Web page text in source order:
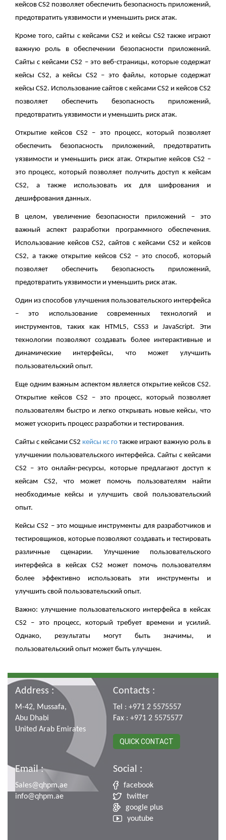
кейсов CS2 позволяет обеспечить безопасность приложений,
предотвратить уязвимости и уменьшить риск атак.
Кроме того, сайты с кейсами CS2 и кейсы CS2 также играют
важную роль в обеспечении безопасности приложений.
Сайты с кейсами CS2 – это веб-страницы, которые содержат
кейсы CS2, а кейсы CS2 – это файлы, которые содержат
кейсы CS2. Использование сайтов с кейсами CS2 и кейсов CS2
позволяет обеспечить безопасность приложений,
предотвратить уязвимости и уменьшить риск атак.
Открытие кейсов CS2 – это процесс, который позволяет
обеспечить безопасность приложений, предотвратить
уязвимости и уменьшить риск атак. Открытие кейсов CS2 –
это процесс, который позволяет получить доступ к кейсам
CS2, а также использовать их для шифрования и
дешифрования данных.
В целом, увеличение безопасности приложений – это
важный аспект разработки программного обеспечения.
Использование кейсов CS2, сайтов с кейсами CS2 и кейсов
CS2, а также открытие кейсов CS2 – это способ, который
позволяет обеспечить безопасность приложений,
предотвратить уязвимости и уменьшить риск атак.
Один из способов улучшения пользовательского интерфейса
– это использование современных технологий и
инструментов, таких как HTML5, CSS3 и JavaScript. Эти
технологии позволяют создавать более интерактивные и
динамические интерфейсы, что может улучшить
пользовательский опыт.
Еще одним важным аспектом является открытие кейсов CS2.
Открытие кейсов CS2 – это процесс, который позволяет
пользователям быстро и легко открывать новые кейсы, что
может ускорить процесс разработки и тестирования.
Сайты с кейсами CS2 кейсы кс го также играют важную роль в
улучшении пользовательского интерфейса. Сайты с кейсами
CS2 – это онлайн-ресурсы, которые предлагают доступ к
кейсам CS2, что может помочь пользователям найти
необходимые кейсы и улучшить свой пользовательский
опыт.
Кейсы CS2 – это мощные инструменты для разработчиков и
тестировщиков, которые позволяют создавать и тестировать
различные сценарии. Улучшение пользовательского
интерфейса в кейсах CS2 может помочь пользователям
более эффективно использовать эти инструменты и
улучшить свой пользовательский опыт.
Важно: улучшение пользовательского интерфейса в кейсах
CS2 – это процесс, который требует времени и усилий.
Однако, результаты могут быть значимы, и
пользовательский опыт может быть улучшен.
Address :
M-42, Mussafa,
Abu Dhabi
United Arab Emirates
Contacts :
Tel : +971 2 5575557
Fax : +971 2 5575577
QUICK CONTACT
Email :
Sales@qhpm.ae
info@qhpm.ae
Social :
facebook
twitter
google plus
youtube